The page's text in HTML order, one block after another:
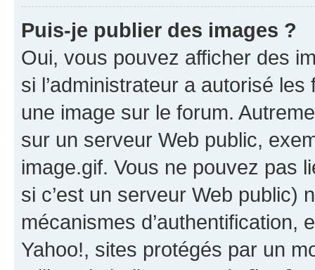
Puis-je publier des images ?
Oui, vous pouvez afficher des
si l’administrateur a autorisé
une image sur le forum.
sur un serveur Web public,
image.gif. Vous ne pouvez pas
si c’est un serveur Web public)
mécanismes d’authentification,
Yahoo!, sites protégés par un